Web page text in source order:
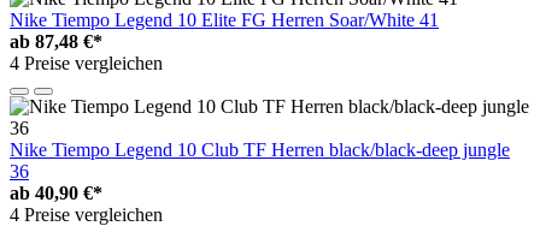
Nike Tiempo Legend 10 Elite FG Herren Soar/White 41
ab 87,48 €*
4 Preise vergleichen
Nike Tiempo Legend 10 Club TF Herren black/black-deep jungle
36
ab 40,90 €*
4 Preise vergleichen